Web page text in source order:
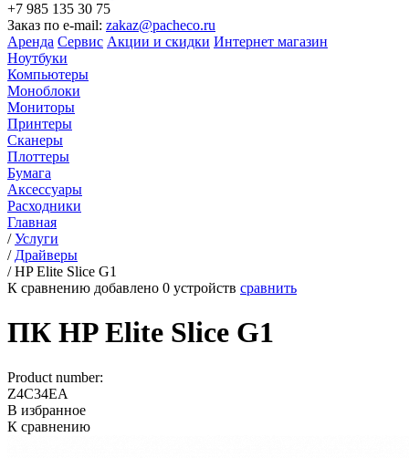
+7 985 135 30 75
Заказ по e-mail: zakaz@pacheco.ru
Аренда Сервис Акции и скидки Интернет магазин
Ноутбуки
Компьютеры
Моноблоки
Мониторы
Принтеры
Сканеры
Плоттеры
Бумага
Аксессуары
Расходники
Главная
/Услуги
/ Драйверы
/HP Elite Slice G1
К сравнению добавлено 0 устройств сравнить
ПК HP Elite Slice G1
Product number:
Z4C34EA
В избранное
К сравнению